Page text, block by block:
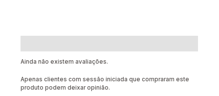
Ainda não existem avaliações.
Apenas clientes com sessão iniciada que compraram este
produto podem deixar opinião.